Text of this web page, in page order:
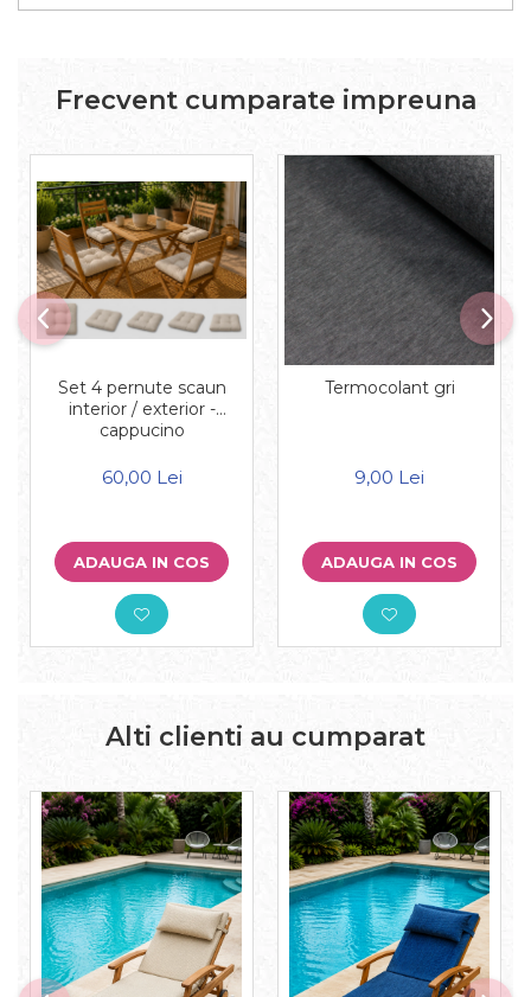
Frecvent cumparate impreuna
Set 4 pernute scaun
interior / exterior -
cappucino
60,00 Lei
ADAUGA IN COS
Termocolant gri
9,00 Lei
ADAUGA IN COS
Alti clienti au cumparat